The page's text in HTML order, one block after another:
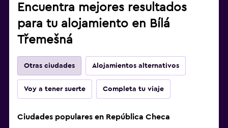
Encuentra mejores resultados
para tu alojamiento en Bílá
Třemešná
Otras ciudades Alojamientos alternativos
Voy a tener suerte Completa tu viaje
Ciudades populares en República Checa